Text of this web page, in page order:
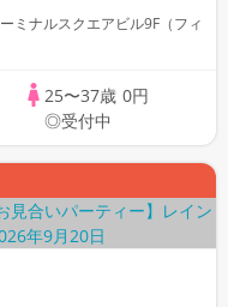
ミナルスクエアビル9F（フィ
25〜37歳 0円
◎受付中